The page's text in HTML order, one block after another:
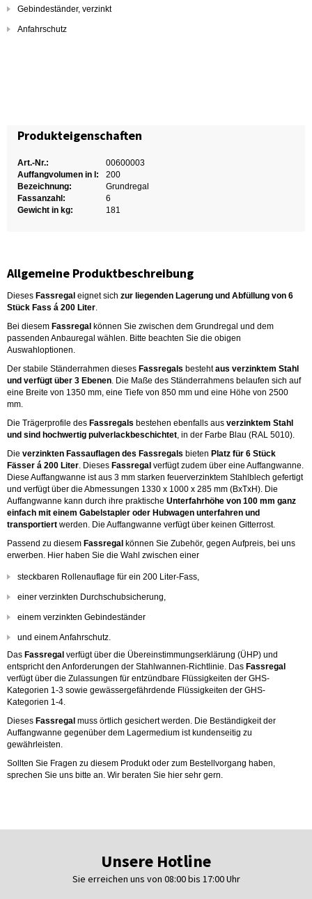
Gebindeständer, verzinkt
Anfahrschutz
Produkteigenschaften
Art.-Nr.:
00600003
Auffangvolumen in l:
200
Bezeichnung:
Grundregal
Fassanzahl:
6
Gewicht in kg:
181
Allgemeine Produktbeschreibung
Dieses Fassregal eignet sich zur liegenden Lagerung und Abfüllung von 6
Stück Fass á 200 Liter.
Bei diesem Fassregal können Sie zwischen dem Grundregal und dem
passenden Anbauregal wählen. Bitte beachten Sie die obigen
Auswahloptionen.
Der stabile Ständerrahmen dieses Fassregals bestehtaus verzinktem Stahl
und verfügt über 3 Ebenen. Die Maße des Ständerrahmens belaufen sich auf
eine Breite von 1350 mm, eine Tiefe von 850 mm und eine Höhe von 2500
mm.
Die Trägerprofile des Fassregals bestehen ebenfalls aus verzinktem Stahl
und sind hochwertig pulverlackbeschichtet, in der Farbe Blau (RAL 5010).
Die verzinkten Fassauflagen des Fassregals bieten Platz für 6 Stück
Fässer á 200 Liter. Dieses Fassregal verfügt zudem über eine Auffangwanne.
Diese Auffangwanne ist aus 3 mm starken feuerverzinktem Stahlblech gefertigt
und verfügt über die Abmessungen 1330 x 1000 x 285 mm (BxTxH). Die
Auffangwanne kann durch ihre praktische Unterfahrhöhe von 100 mm ganz
einfach mit einem Gabelstapler oder Hubwagen unterfahren und
transportiert werden. Die Auffangwanne verfügt über keinen Gitterrost.
Passend zu diesem Fassregal können Sie Zubehör, gegen Aufpreis, bei uns
erwerben. Hier haben Sie die Wahl zwischen einer
steckbaren Rollenauflage für ein 200 Liter-Fass,
einer verzinkten Durchschubsicherung,
einem verzinkten Gebindeständer
und einem Anfahrschutz.
Das Fassregal verfügt über die Übereinstimmungserklärung (ÜHP) und
entspricht den Anforderungen der Stahlwannen-Richtlinie. Das Fassregal
verfügt über die Zulassungen für entzündbare Flüssigkeiten der GHS-
Kategorien 1-3 sowie gewässergefährdende Flüssigkeiten der GHS-
Kategorien 1-4.
Dieses Fassregal muss örtlich gesichert werden. Die Beständigkeit der
Auffangwanne gegenüber dem Lagermedium ist kundenseitig zu
gewährleisten.
Sollten Sie Fragen zu diesem Produkt oder zum Bestellvorgang haben,
sprechen Sie uns bitte an. Wir beraten Sie hier sehr gern.
Unsere Hotline
Sie erreichen uns von 08:00 bis 17:00 Uhr